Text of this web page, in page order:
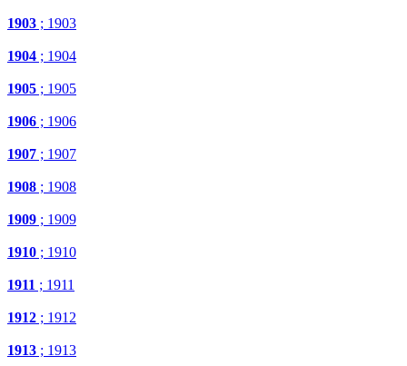
1903 ; 1903
1904 ; 1904
1905 ; 1905
1906 ; 1906
1907 ; 1907
1908 ; 1908
1909 ; 1909
1910 ; 1910
1911 ; 1911
1912 ; 1912
1913 ; 1913